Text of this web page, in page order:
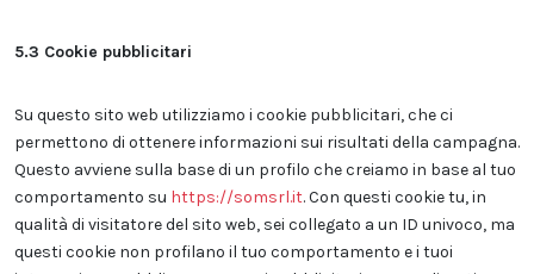
5.3 Cookie pubblicitari
Su questo sito web utilizziamo i cookie pubblicitari, che ci
permettono di ottenere informazioni sui risultati della campagna.
Questo avviene sulla base di un profilo che creiamo in base al tuo
comportamento su https://somsrl.it. Con questi cookie tu, in
qualità di visitatore del sito web, sei collegato a un ID univoco, ma
questi cookie non profilano il tuo comportamento e i tuoi